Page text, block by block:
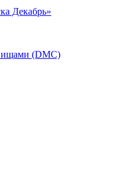
Декабрь»
(DMC)